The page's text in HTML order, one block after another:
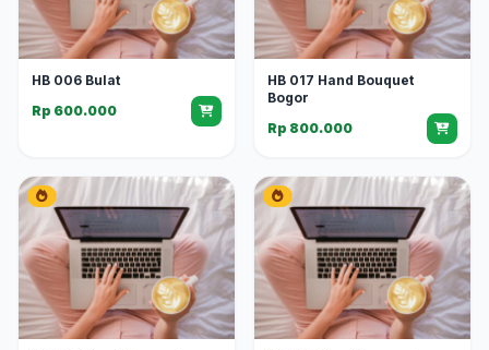
HB 006 Bulat
Rp 600.000
HB 017 Hand Bouquet
Bogor
Rp 800.000